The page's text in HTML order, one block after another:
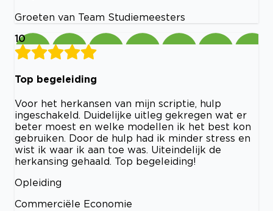
Groeten van Team Studiemeesters
10
Top begeleiding
Voor het herkansen van mijn scriptie, hulp
ingeschakeld. Duidelijke uitleg gekregen wat er
beter moest en welke modellen ik het best kon
gebruiken. Door de hulp had ik minder stress en
wist ik waar ik aan toe was. Uiteindelijk de
herkansing gehaald. Top begeleiding!
Opleiding
Commerciële Economie